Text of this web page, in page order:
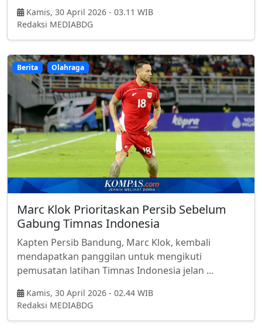
Kamis, 30 April 2026 - 03.11 WIB
Redaksi MEDIABDG
Berita Olahraga
Marc Klok Prioritaskan Persib Sebelum
Gabung Timnas Indonesia
Kapten Persib Bandung, Marc Klok, kembali
mendapatkan panggilan untuk mengikuti
pemusatan latihan Timnas Indonesia jelan ...
Kamis, 30 April 2026 - 02.44 WIB
Redaksi MEDIABDG